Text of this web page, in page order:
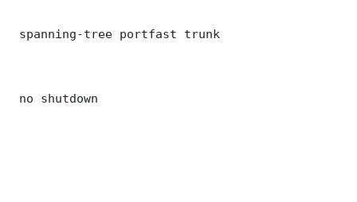
spanning-tree portfast trunk
no shutdown